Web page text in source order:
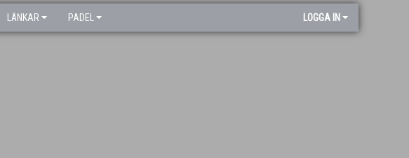
LÄNKAR PADEL LOGGA IN